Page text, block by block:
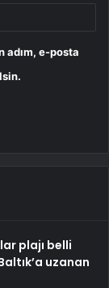
adım, e-posta
plajı belli
uzanan